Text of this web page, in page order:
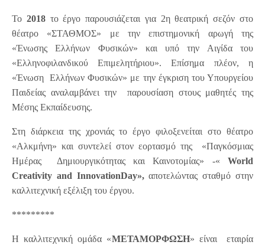
Το 2018το έργο παρουσιάζεται για 2η θεατρική σεζόν στο
θέατρο «ΣΤΑΘΜΟΣ» με την επιστημονική αρωγή της
«Ένωσης Ελλήνων Φυσικών» και υπό την Αιγίδα του
«Ελληνοφιλανδικού Επιμελητήριου». Επίσημα πλέον, η
«Ένωση Ελλήνων Φυσικών» με την έγκριση του Υπουργείου
Παιδείας αναλαμβάνει την παρουσίαση στους μαθητές της
Μέσης Εκπαίδευσης.
Στη διάρκεια της χρονιάς το έργο φιλοξενείται στο θέατρο
«Αλκμήνη» και συντελεί στον εορτασμό της «Παγκόσμιας
Ημέρας Δημιουργικότητας και Καινοτομίας» -« World
Creativity and InnovationDay»,αποτελώντας σταθμό στην
καλλιτεχνική εξέλιξη του έργου.
*********
Η καλλιτεχνική ομάδα «ΜΕΤΑΜΟΡΦΩΣΗ» είναι εταιρία